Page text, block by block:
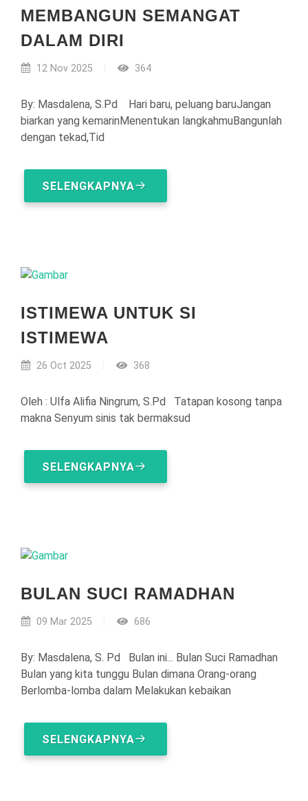
MEMBANGUN SEMANGAT
DALAM DIRI
12 Nov 2025 364
By: Masdalena, S.Pd Hari baru, peluang baruJangan
biarkan yang kemarinMenentukan langkahmuBangunlah
dengan tekad,Tid
SELENGKAPNYA
ISTIMEWA UNTUK SI
ISTIMEWA
26 Oct 2025 368
Oleh : Ulfa Alifia Ningrum, S.Pd Tatapan kosong tanpa
makna Senyum sinis tak bermaksud
SELENGKAPNYA
BULAN SUCI RAMADHAN
09 Mar 2025 686
By: Masdalena, S. Pd Bulan ini... Bulan Suci Ramadhan
Bulan yang kita tunggu Bulan dimana Orang-orang
Berlomba-lomba dalam Melakukan kebaikan
SELENGKAPNYA